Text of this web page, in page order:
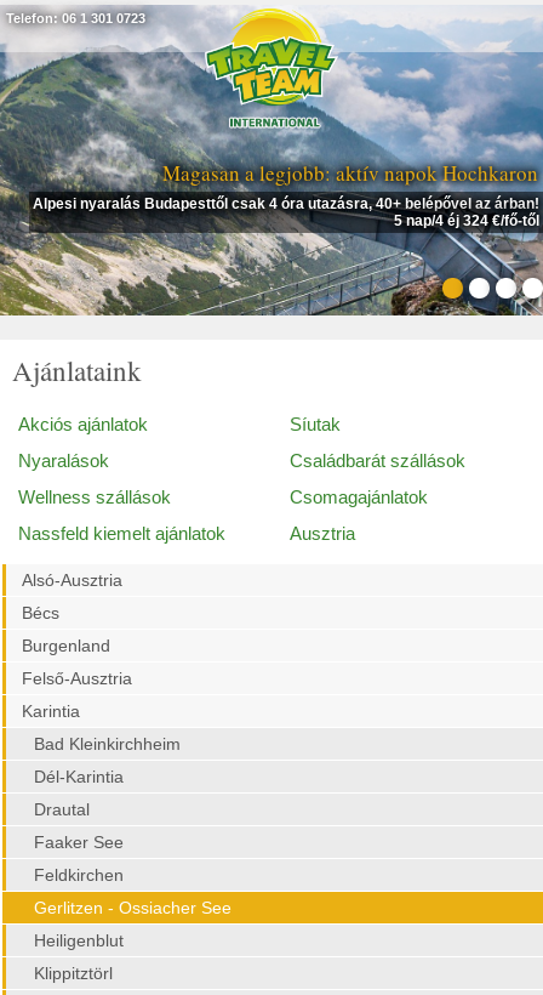
Magasan a legjobb: aktív napok Hochkaron
Alpesi nyaralás Budapesttől csak 4 óra utazásra, 40+ belépővel az árban!
5 nap/4 éj 324 €/fő-től
Telefon: 06 1 301 0723
Ajánlataink
Akciós ajánlatok
Síutak
Nyaralások
Családbarát szállások
Wellness szállások
Csomagajánlatok
Nassfeld kiemelt ajánlatok
Ausztria
Alsó-Ausztria
Bécs
Burgenland
Felső-Ausztria
Karintia
Bad Kleinkirchheim
Dél-Karintia
Drautal
Faaker See
Feldkirchen
Gerlitzen - Ossiacher See
Heiligenblut
Klippitztörl